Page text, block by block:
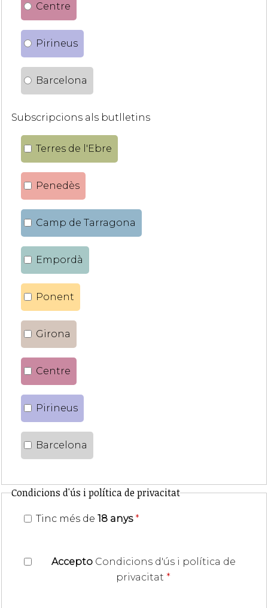
Centre
Pirineus
Barcelona
Subscripcions als butlletins
Terres de l'Ebre
Penedès
Camp de Tarragona
Empordà
Ponent
Girona
Centre
Pirineus
Barcelona
Condicions d'ús i política de privacitat
Tinc més de 18 anys *
Accepto Condicions d'ús i política de
privacitat *